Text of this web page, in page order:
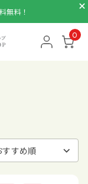
無料！
0